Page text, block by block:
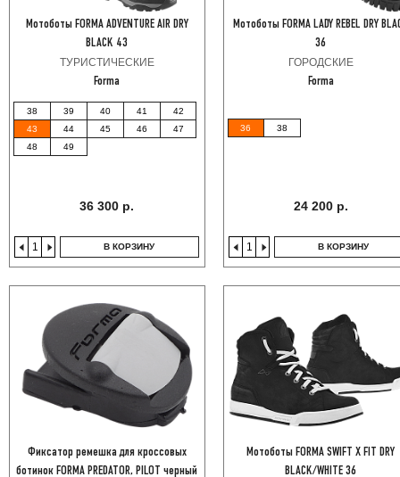
Мотоботы FORMA ADVENTURE AIR DRY
BLACK 43
ТУРИСТИЧЕСКИЕ
Forma
38 39 40 41
42
43
44 45 46
47
48
49
36 300 р.
В КОРЗИНУ
Мотоботы FORMA LADY REBEL DRY
36
ГОРОДСКИЕ
Forma
36 38
24 200 р.
В КОРЗИНУ
Фиксатор ремешка для кроссовых
ботинок FORMA PREDATOR, PILOT черный
Мотоботы FORMA SWIFT X FIT DRY
BLACK/WHITE 36